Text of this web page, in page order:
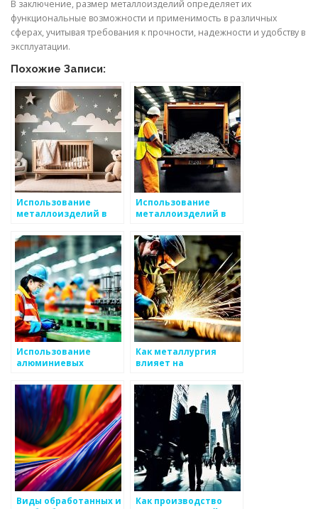
В заключение, размер металлоизделий определяет их
функциональные возможности и применимость в различных
сферах, учитывая требования к прочности, надежности и удобству в
эксплуатации.
Похожие Записи:
Использование
металлоизделий в
Использование
металлоизделий в
Использование
алюминиевых
строительстве
Как металлургия
влияет на
металлоизделий
Виды обработанных и
Как производство